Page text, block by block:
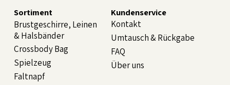
Sortiment
Brustgeschirre, Leinen
& Halsbänder
Crossbody Bag
Spielzeug
Faltnapf
Kundenservice
Kontakt
Über uns
Umtausch & Rückgabe
FAQ